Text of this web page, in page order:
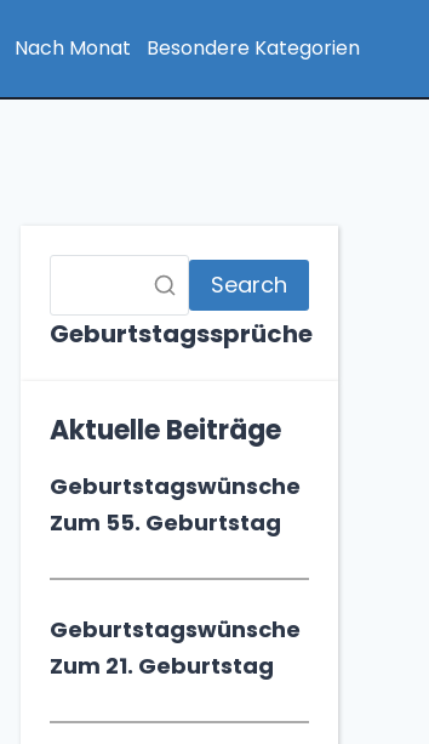
Nach Monat Besondere Kategorien
Search
Geburtstagssprüche
Aktuelle Beiträge
Geburtstagswünsche
Zum 55. Geburtstag
Geburtstagswünsche
Zum 21. Geburtstag